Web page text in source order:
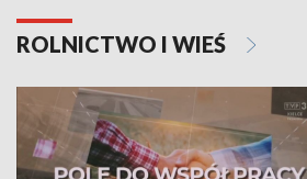
ROLNICTWO I WIEŚ